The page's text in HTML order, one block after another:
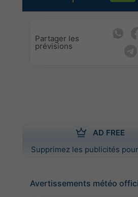
Partager les
prévisions
AD FREE
Supprimez les publicités
Avertissements météo